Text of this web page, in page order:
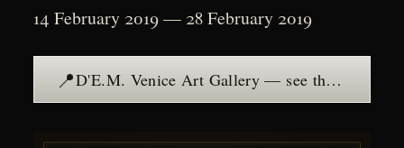
14 February 2019 — 28 February 2019
📍 D'E.M. Venice Art Gallery — see the place →